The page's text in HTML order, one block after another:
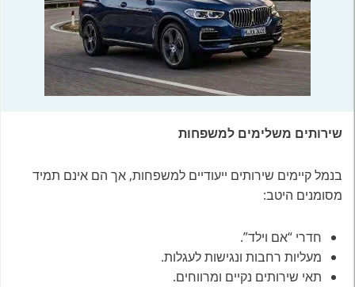
שירותים משלימים למשפחות
בנמל קיימים שירותים ייעודיים למשפחות, אך הם אינם תמיד
מסומנים היטב:
חדרי “אם וילד”.
מעליות רחבות ונגישות לעגלות.
תאי שירותים נקיים ומרווחים.